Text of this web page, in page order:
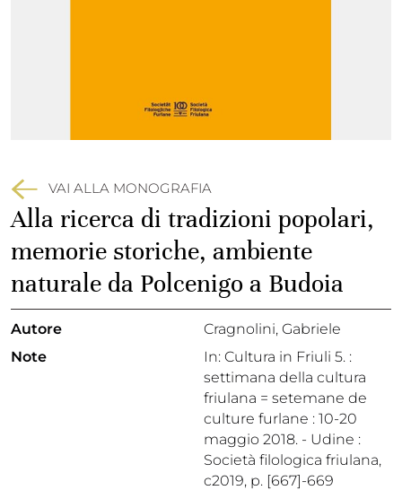
VAI ALLA MONOGRAFIA
Alla ricerca di tradizioni popolari,
memorie storiche, ambiente
naturale da Polcenigo a Budoia
Autore
Cragnolini, Gabriele
Note
In: Cultura in Friuli 5. :
settimana della cultura
friulana = setemane de
culture furlane : 10-20
maggio 2018. - Udine :
Società filologica friulana,
c2019, p. [667]-669